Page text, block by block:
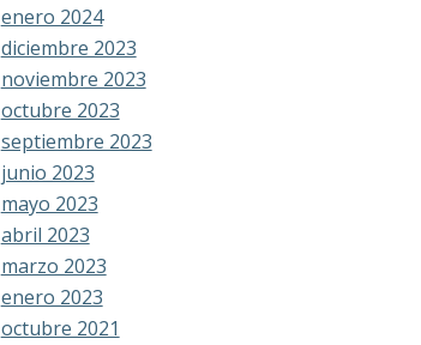
enero 2024
diciembre 2023
noviembre 2023
octubre 2023
septiembre 2023
junio 2023
mayo 2023
abril 2023
marzo 2023
enero 2023
octubre 2021